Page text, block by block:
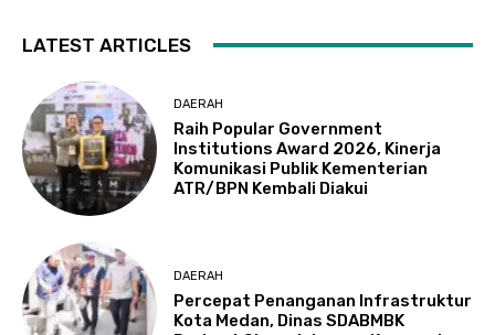
LATEST ARTICLES
DAERAH
Raih Popular Government
Institutions Award 2026, Kinerja
Komunikasi Publik Kementerian
ATR/BPN Kembali Diakui
DAERAH
Percepat Penanganan Infrastruktur
Kota Medan, Dinas SDABMBK